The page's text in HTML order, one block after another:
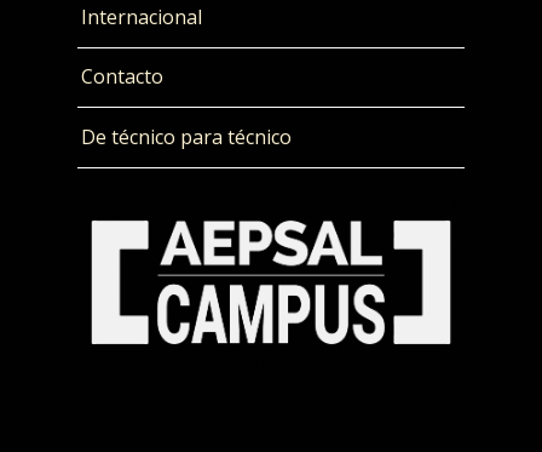
Internacional
Contacto
De técnico para técnico